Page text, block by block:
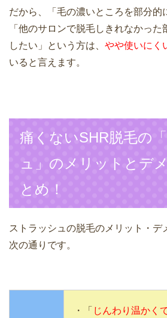
だから、「毛の濃いところを部分的
「他のサロンで脱毛しきれなかっ
したい」という方は、 やや使いにく
いると言えます。
痛くないSHR脱毛の
ュ」のメリットとデ
とめ！
ストラッシュの脱毛のメリット・デ
次の通りです。
・「 じんわり温かく